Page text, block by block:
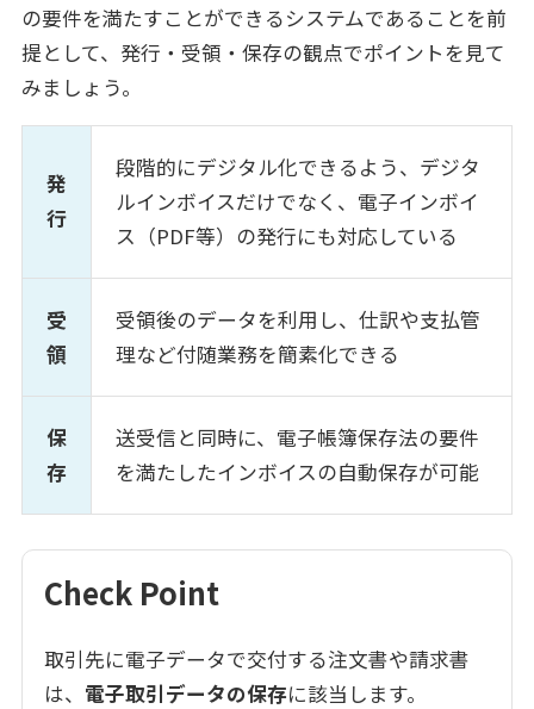
の要件を満たすことができるシステムであることを前
提として、発行・受領・保存の観点でポイントを見て
みましょう。
発
行
段階的にデジタル化できるよう、デジタ
ルインボイスだけでなく、電子インボイ
ス（PDF等）の発行にも対応している
受
領
受領後のデータを利用し、仕訳や支払管
理など付随業務を簡素化できる
保
存
送受信と同時に、電子帳簿保存法の要件
を満たしたインボイスの自動保存が可能
Check Point
取引先に電子データで交付する注文書や請求書
は、 電子取引データの保存に該当します。